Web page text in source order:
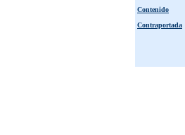
Contenido
Contraportada